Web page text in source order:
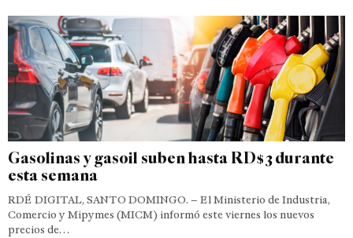
Gasolinas y gasoil suben hasta RD$3 durante
esta semana
RDÉ DIGITAL, SANTO DOMINGO. – El Ministerio de Industria,
Comercio y Mipymes (MICM) informó este viernes los nuevos
precios de…